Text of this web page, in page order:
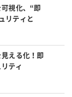
視化、“即
リティと
える化！即
ティ